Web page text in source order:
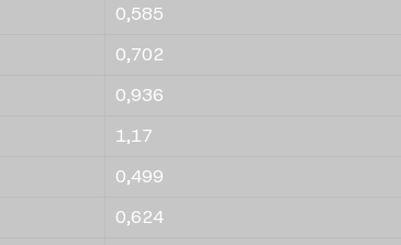
0,585
0,702
0,936
1,17
0,499
0,624